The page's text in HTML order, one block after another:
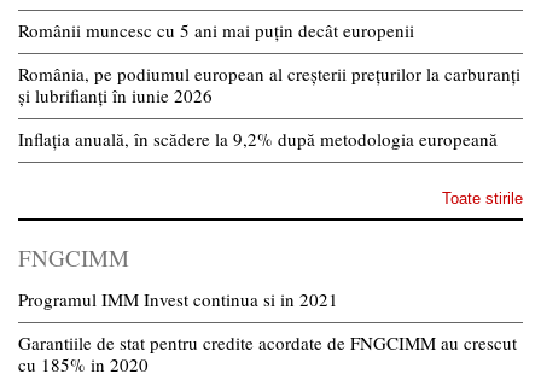
Românii muncesc cu 5 ani mai puțin decât europenii
România, pe podiumul european al creșterii prețurilor la carburanți
și lubrifianți în iunie 2026
Inflația anuală, în scădere la 9,2% după metodologia europeană
Toate stirile
FNGCIMM
Programul IMM Invest continua si in 2021
Garantiile de stat pentru credite acordate de FNGCIMM au crescut
cu 185% in 2020